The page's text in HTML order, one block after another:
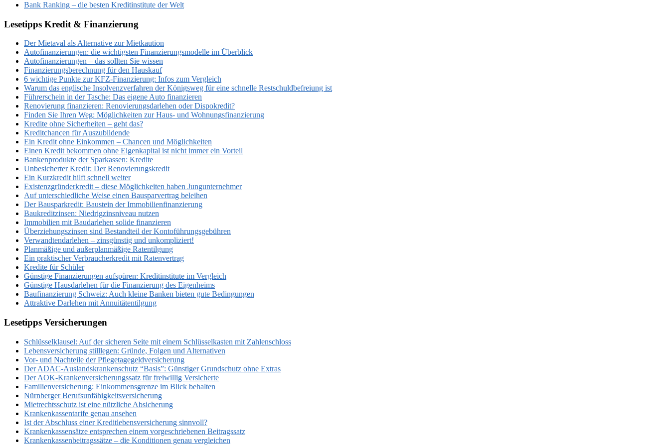
Bank Ranking – die besten Kreditinstitute der Welt
Lesetipps Kredit & Finanzierung
Der Mietaval als Alternative zur Mietkaution
Autofinanzierungen: die wichtigsten Finanzierungsmodelle im Überblick
Autofinanzierungen – das sollten Sie wissen
Finanzierungsberechnung für den Hauskauf
6 wichtige Punkte zur KFZ-Finanzierung: Infos zum Vergleich
Warum das englische Insolvenzverfahren der Königsweg für eine schnelle Restschuldbefreiung ist
Führerschein in der Tasche: Das eigene Auto finanzieren
Renovierung finanzieren: Renovierungsdarlehen oder Dispokredit?
Finden Sie Ihren Weg: Möglichkeiten zur Haus- und Wohnungsfinanzierung
Kredite ohne Sicherheiten – geht das?
Kreditchancen für Auszubildende
Ein Kredit ohne Einkommen – Chancen und Möglichkeiten
Einen Kredit bekommen ohne Eigenkapital ist nicht immer ein Vorteil
Bankenprodukte der Sparkassen: Kredite
Unbesicherter Kredit: Der Renovierungskredit
Ein Kurzkredit hilft schnell weiter
Existenzgründerkredit – diese Möglichkeiten haben Jungunternehmer
Auf unterschiedliche Weise einen Bausparvertrag beleihen
Der Bausparkredit: Baustein der Immobilienfinanzierung
Baukreditzinsen: Niedrigzinsniveau nutzen
Immobilien mit Baudarlehen solide finanzieren
Überziehungszinsen sind Bestandteil der Kontoführungsgebühren
Verwandtendarlehen – zinsgünstig und unkompliziert!
Planmäßige und außerplanmäßige Ratentilgung
Ein praktischer Verbraucherkredit mit Ratenvertrag
Kredite für Schüler
Günstige Finanzierungen aufspüren: Kreditinstitute im Vergleich
Günstige Hausdarlehen für die Finanzierung des Eigenheims
Baufinanzierung Schweiz: Auch kleine Banken bieten gute Bedingungen
Attraktive Darlehen mit Annuitätentilgung
Lesetipps Versicherungen
Schlüsselklausel: Auf der sicheren Seite mit einem Schlüsselkasten mit Zahlenschloss
Lebensversicherung stilllegen: Gründe, Folgen und Alternativen
Vor- und Nachteile der Pflegetagegeldversicherung
Der ADAC-Auslandskrankenschutz “Basis”: Günstiger Grundschutz ohne Extras
Der AOK-Krankenversicherungssatz für freiwillig Versicherte
Familienversicherung: Einkommensgrenze im Blick behalten
Nürnberger Berufsunfähigkeitsversicherung
Mietrechtsschutz ist eine nützliche Absicherung
Krankenkassentarife genau ansehen
Ist der Abschluss einer Kreditlebensversicherung sinnvoll?
Krankenkassensätze entsprechen einem vorgeschriebenen Beitragssatz
Krankenkassenbeitragssätze – die Konditionen genau vergleichen